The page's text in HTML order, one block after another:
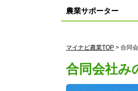
農業サポーター
マイナビ農業TOP > 合同
合同会社